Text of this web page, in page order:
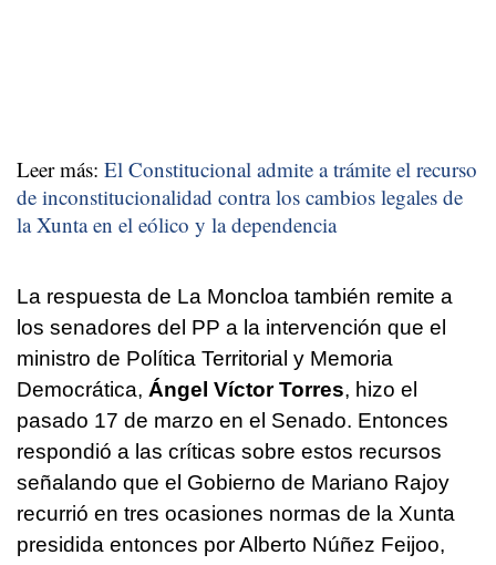
Leer más: El Constitucional admite a trámite el recurso
de inconstitucionalidad contra los cambios legales de
la Xunta en el eólico y la dependencia
La respuesta de La Moncloa también remite a
los senadores del PP a la intervención que el
ministro de Política Territorial y Memoria
Democrática, Ángel Víctor Torres, hizo el
pasado 17 de marzo en el Senado. Entonces
respondió a las críticas sobre estos recursos
señalando que el Gobierno de Mariano Rajoy
recurrió en tres ocasiones normas de la Xunta
presidida entonces por Alberto Núñez Feijoo,